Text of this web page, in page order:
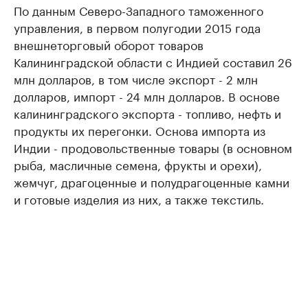
По данным Северо-Западного таможенного
управления, в первом полугодии 2015 года
внешнеторговый оборот товаров
Калининградской области с Индией составил 26
млн долларов, в том числе экспорт - 2 млн
долларов, импорт - 24 млн долларов. В основе
калининградского экспорта - топливо, нефть и
продукты их перегонки. Основа импорта из
Индии - продовольственные товары (в основном
рыба, масличные семена, фрукты и орехи),
жемчуг, драгоценные и полудрагоценные камни
и готовые изделия из них, а также текстиль.